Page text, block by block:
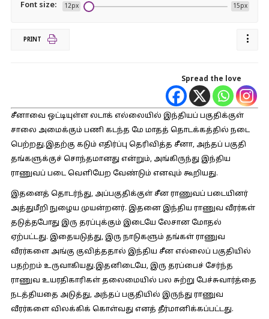
Font size: 12px 15px
PRINT
Spread the love
சீனாவை ஒட்டியுள்ள லடாக் எல்லையில் இந்தியப் பகுதிக்குள்
சாலை அமைக்கும் பணி கடந்த மே மாதத் தொடக்கத்தில் நடை
பெற்றது.இதற்கு கடும் எதிர்ப்பு தெரிவித்த சீனா, அந்தப் பகுதி
தங்களுக்குச் சொந்தமானது என்றும், அங்கிருந்து இந்திய
ராணுவப் படை வெளியேற வேண்டும் எனவும் கூறியது.
இதனைத் தொடர்ந்து, அப்பகுதிக்குள் சீன ராணுவப் படையினர்
அத்துமீறி நுழைய முயன்றனர். இதனை இந்திய ராணுவ வீரர்கள்
தடுத்தபோது இரு தரப்புக்கும் இடையே லேசான மோதல்
ஏற்பட்டது. இதையடுத்து, இரு நாடுகளும் தங்கள் ராணுவ
வீரர்களை அங்கு குவித்ததால் இந்திய சீன எல்லைப் பகுதியில்
பதற்றம் உருவாகியது.இதனிடையே, இரு தரப்பைச் சேர்ந்த
ராணுவ உயரதிகாரிகள் தலைமையில் பல சுற்று பேச்சுவார்த்தை
நடத்தியதை அடுத்து, அந்தப் பகுதியில் இருந்து ராணுவ
வீரர்களை விலக்கிக் கொள்வது எனத் தீர்மானிக்கப்பட்டது.